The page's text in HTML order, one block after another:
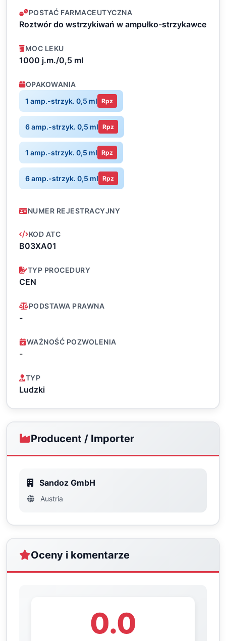
POSTAĆ FARMACEUTYCZNA
Roztwór do wstrzykiwań w ampułko-strzykawce
MOC LEKU
1000 j.m./0,5 ml
OPAKOWANIA
1 amp.-strzyk. 0,5 ml Rpz
6 amp.-strzyk. 0,5 ml Rpz
1 amp.-strzyk. 0,5 ml Rpz
6 amp.-strzyk. 0,5 ml Rpz
NUMER REJESTRACYJNY
KOD ATC
B03XA01
TYP PROCEDURY
CEN
PODSTAWA PRAWNA
-
WAŻNOŚĆ POZWOLENIA
-
TYP
Ludzki
Producent / Importer
Sandoz GmbH
Austria
Oceny i komentarze
0.0